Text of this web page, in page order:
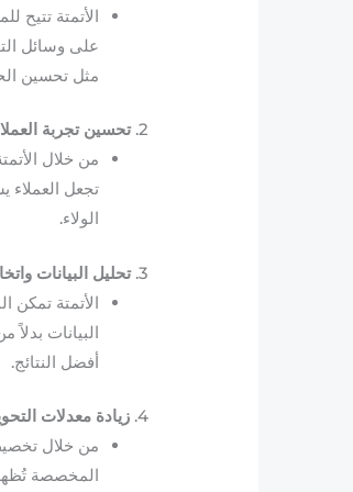
الأتمتة تتيح
على وسائل
مثل تحسين
2. تحسين تجربة
من خلال
تجعل العملاء
الولاء.
3. تحليل البيانات
الأتمتة تمكن
البيانات
أفضل النتائج.
4. زيادة معدلات
من خلال
المخصصة تُظهر